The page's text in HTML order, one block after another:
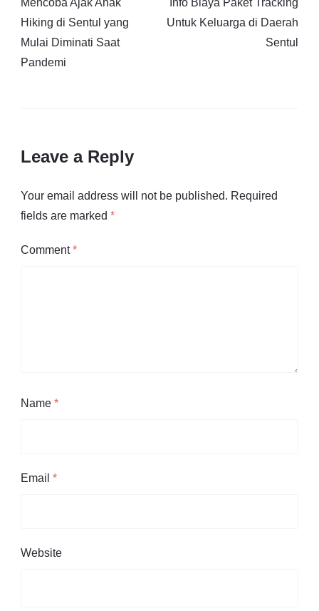
Mencoba Ajak Anak
Hiking di Sentul yang
Mulai Diminati Saat
Pandemi
Info Biaya Paket Tracking
Untuk Keluarga di Daerah
Sentul
Leave a Reply
Your email address will not be published. Required
fields are marked *
Comment*
Name *
Email *
Website